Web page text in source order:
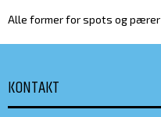
Alle former for spots og pærer
KONTAKT